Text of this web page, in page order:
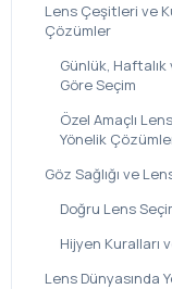
Lens Çeşitleri ve
Çözümler
Günlük, Haftalık
Göre Seçim
Özel Amaçlı
Yönelik
Göz Sağlığı ve
Doğru Lens
Hijyen Kuralları
Lens Dünyasında